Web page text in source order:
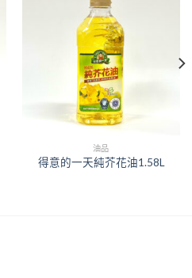
油品
得意的一天純芥花油1.58L